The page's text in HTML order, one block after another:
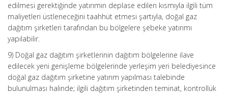
edilmesi gerektiğinde yatırımın deplase edilen kısmıyla ilgili tüm
maliyetleri üstleneceğini taahhüt etmesi şartıyla, doğal gaz
dağıtım şirketleri tarafından bu bölgelere şebeke yatırımı
yapılabilir.
9) Doğal gaz dağıtım şirketlerinin dağıtım bölgelerine ilave
edilecek yeni genişleme bölgelerinde yerleşim yeri belediyesince
doğal gaz dağıtım şirketine yatırım yapılması talebinde
bulunulması halinde; ilgili dağıtım şirketinden teminat, kontrollük